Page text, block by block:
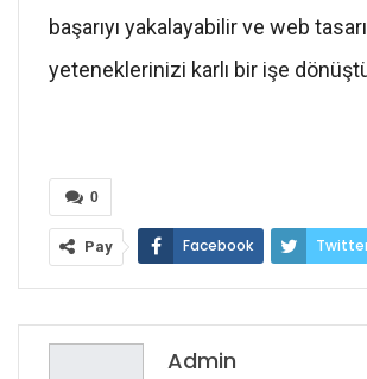
başarıyı yakalayabilir ve web
yeteneklerinizi karlı bir işe
0
Pay Facebook
Google+ ReddIt
Admin